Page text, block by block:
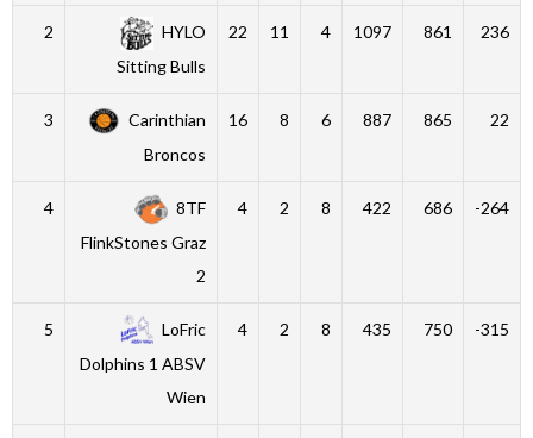
2
HYLO
Sitting Bulls
22 11 4 1097 861 236
3
Carinthian
Broncos
16 8 6 887 865 22
4
8TF
FlinkStones Graz
2
4 2 8 422 686 -264
5
LoFric
Dolphins 1 ABSV
Wien
4 2 8 435 750 -315